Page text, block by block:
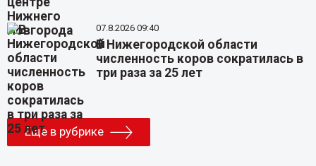
07.8.2026 09:40
В Нижегородской области
численность коров сократилась в
три раза за 25 лет
Еще в рубрике